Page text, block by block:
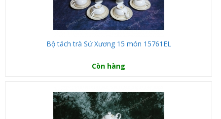
Bộ tách trà Sứ Xương 15 món 15761EL
Còn hàng